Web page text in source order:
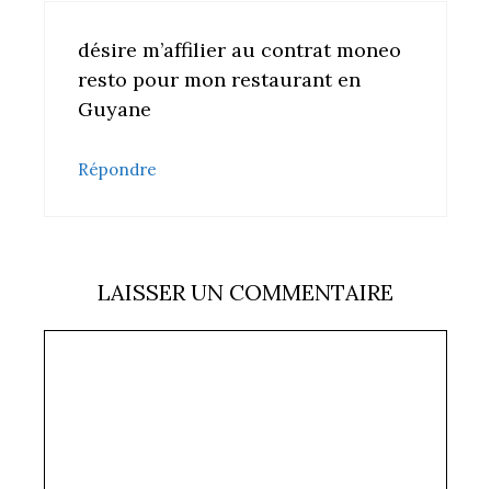
désire m’affilier au contrat moneo
resto pour mon restaurant en
Guyane
Répondre
LAISSER UN COMMENTAIRE